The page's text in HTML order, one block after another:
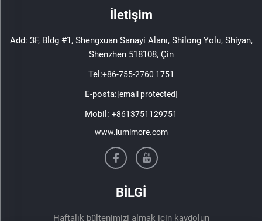
İletişim
Add: 3F, Bldg #1, Shengxuan Sanayi Alanı, Shilong Yolu, Shiyan,
Shenzhen 518108, Çin
Tel:+86-755-2760 1751
E-posta:[email protected]
Mobil: +8613751129751
www.lumimore.com
BİLGİ
Haftalık bültenimizi almak için kaydolun